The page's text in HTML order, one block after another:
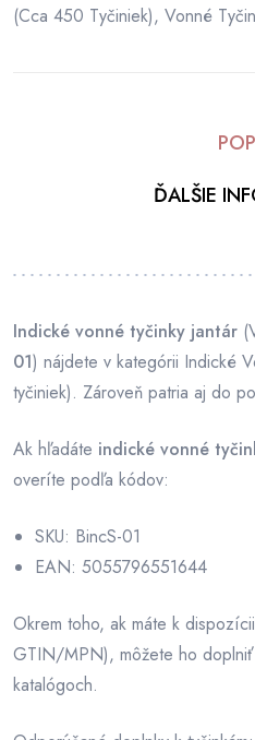
(cca 450 Tyčiniek), Vonné
ĎALŠIE
Indické vonné tyčinky jantár
01) nájdete v kategórii Indické
tyčiniek). Zároveň patria aj do
Ak hľadáte indické vonné
overíte podľa kódov:
SKU: BincS-01
EAN: 5055796551644
Okrem toho, ak máte k
GTIN/MPN), môžete ho
katalógoch.